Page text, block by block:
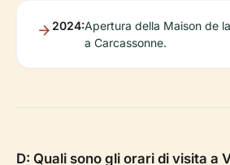
2024:Apertura della Maison de
a Carcassonne.
D: Quali sono gli orari di visita a